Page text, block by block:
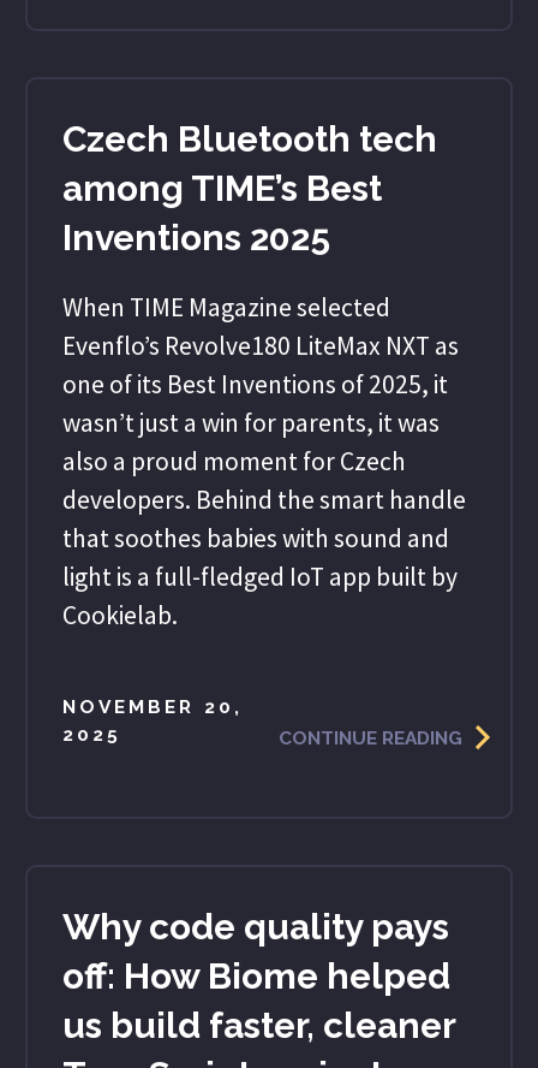
Czech Bluetooth tech
among TIME’s Best
Inventions 2025
When TIME Magazine selected
Evenflo’s Revolve180 LiteMax NXT as
one of its Best Inventions of 2025, it
wasn’t just a win for parents, it was
also a proud moment for Czech
developers. Behind the smart handle
that soothes babies with sound and
light is a full-fledged IoT app built by
Cookielab.
NOVEMBER 20,
2025
CONTINUE READING
Why code quality pays
off: How Biome helped
us build faster, cleaner